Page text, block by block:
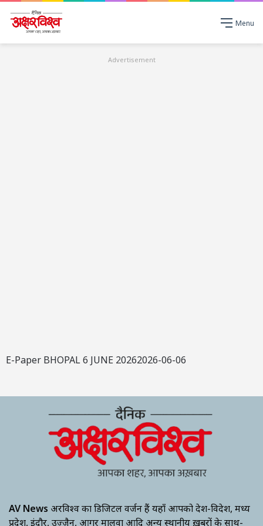
Menu
Advertisement
E-Paper BHOPAL 6 JUNE 20262026-06-06
AV News अक्षरविश्व का डिजिटल वर्जन हैं यहाँ आपको देश-विदेश, मध्य
प्रदेश, इंदौर, उज्जैन, आगर मालवा आदि अन्य स्थानीय ख़बरों के साथ-